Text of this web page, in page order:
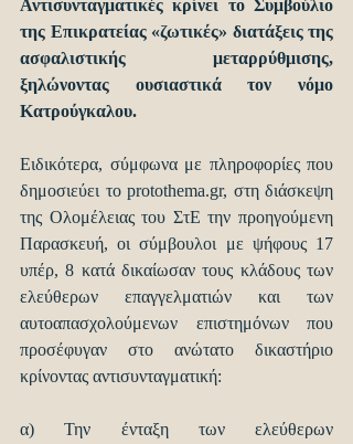
Αντισυνταγματικές κρίνει το Συμβούλιο
της Επικρατείας «ζωτικές» διατάξεις της
ασφαλιστικής μεταρρύθμισης,
ξηλώνοντας ουσιαστικά τον νόμο
Κατρούγκαλου.
Ειδικότερα, σύμφωνα με πληροφορίες που
δημοσιεύει το protothema.gr, στη διάσκεψη
της Ολομέλειας του ΣτΕ την προηγούμενη
Παρασκευή, οι σύμβουλοι με ψήφους 17
υπέρ, 8 κατά δικαίωσαν τους κλάδους των
ελεύθερων επαγγελματιών και των
αυτοαπασχολούμενων επιστημόνων που
προσέφυγαν στο ανώτατο δικαστήριο
κρίνοντας αντισυνταγματική:
α) Την ένταξη των ελεύθερων